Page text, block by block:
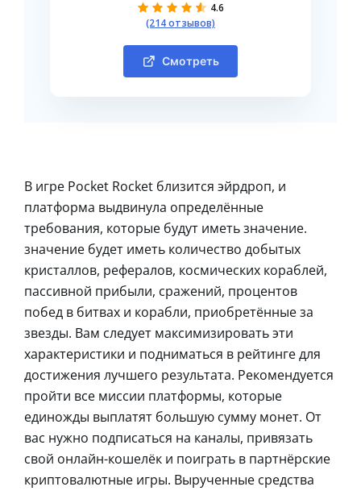
4.6
(214 отзывов)
Смотреть
В игре Pocket Rocket близится эйрдроп, и
платформа выдвинула определённые
требования, которые будут иметь значение.
значение будет иметь количество добытых
кристаллов, рефералов, космических кораблей,
пассивной прибыли, сражений, процентов
побед в битвах и корабли, приобретённые за
звезды. Вам следует максимизировать эти
характеристики и подниматься в рейтинге для
достижения лучшего результата. Рекомендуется
пройти все миссии платформы, которые
единожды выплатят большую сумму монет. От
вас нужно подписаться на каналы, привязать
свой онлайн-кошелёк и поиграть в партнёрские
криптовалютные игры. Вырученные средства